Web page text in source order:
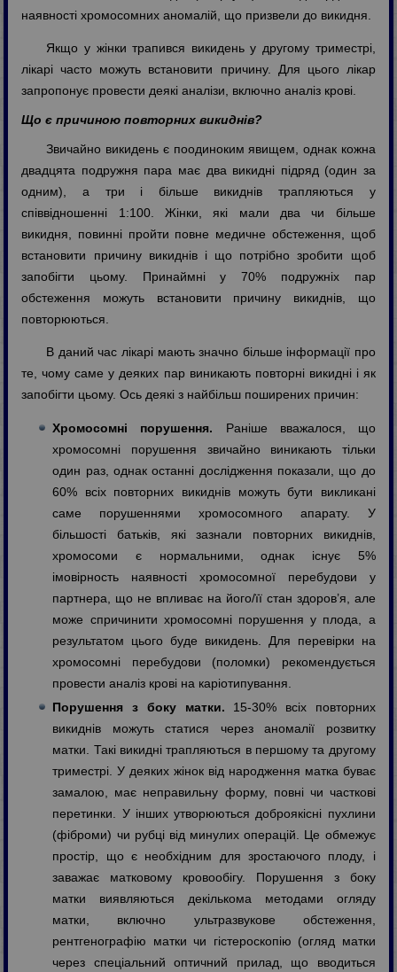
наявності хромосомних аномалій, що призвели до викидня.
Якщо у жінки трапився викидень у другому триместрі,
лікарі часто можуть встановити причину. Для цього лікар
запропонує провести деякі аналізи, включно аналіз крові.
Що є причиною повторних викиднів?
Звичайно викидень є поодиноким явищем, однак кожна
двадцята подружня пара має два викидні підряд (один за
одним), а три і більше викиднів трапляються у
співвідношенні 1:100. Жінки, які мали два чи більше
викидня, повинні пройти повне медичне обстеження, щоб
встановити причину викиднів і що потрібно зробити щоб
запобігти цьому. Принаймні у 70% подружніх пар
обстеження можуть встановити причину викиднів, що
повторюються.
В даний час лікарі мають значно більше інформації про
те, чому саме у деяких пар виникають повторні викидні і як
запобігти цьому. Ось деякі з найбільш поширених причин:
Хромосомні порушення. Раніше вважалося, що
хромосомні порушення звичайно виникають тільки
один раз, однак останні дослідження показали, що до
60% всіх повторних викиднів можуть бути викликані
саме порушеннями хромосомного апарату. У
більшості батьків, які зазнали повторних викиднів,
хромосоми є нормальними, однак існує 5%
імовірность наявності хромосомної перебудови у
партнера, що не впливає на його/її стан здоров’я, але
може спричинити хромосомні порушення у плода, а
результатом цього буде викидень. Для перевірки на
хромосомні перебудови (поломки) рекомендується
провести аналіз крові на каріотипування.
Порушення з боку матки. 15-30% всіх повторних
викиднів можуть статися через аномалії розвитку
матки. Такі викидні трапляються в першому та другому
триместрі. У деяких жінок від народження матка буває
замалою, має неправильну форму, повні чи часткові
перетинки. У інших утворюються доброякісні пухлини
(фіброми) чи рубці від минулих операцій. Це обмежує
простір, що є необхідним для зростаючого плоду, і
заважає матковому кровообігу. Порушення з боку
матки виявляються декількома методами огляду
матки, включно ультразвукове обстеження,
рентгенографію матки чи гістероскопію (огляд матки
через спеціальний оптичний прилад, що вводиться